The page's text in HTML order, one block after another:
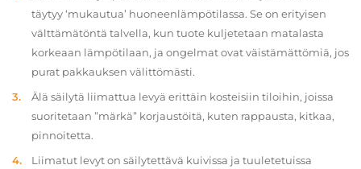
täytyy ‘mukautua’ huoneenlämpötilassa. Se on erityisen
välttämätöntä talvella, kun tuote kuljetetaan matalasta
korkeaan lämpötilaan, ja ongelmat ovat väistämättömiä, jos
purat pakkauksen välittömästi.
Älä säilytä liimattua levyä erittäin kosteisiin tiloihin, joissa
suoritetaan ”märkä” korjaustöitä, kuten rappausta, kitkaa,
pinnoitetta.
Liimatut levyt on säilytettävä kuivissa ja tuuletetuissa